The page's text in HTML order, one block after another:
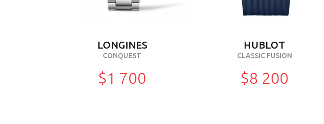
LONGINES
CONQUEST
$1 700
HUBLOT
CLASSIC FUSION
$8 200